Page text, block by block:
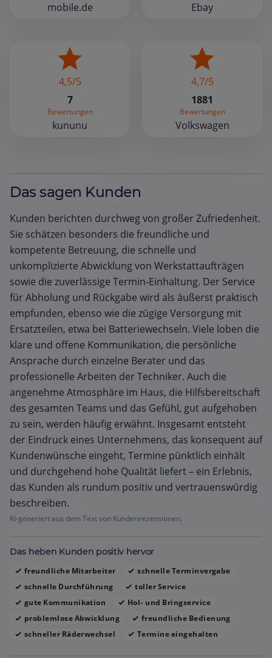
mobile.de Ebay
4,5/5
7
Bewertungen
kununu
4,7/5
1881
Bewertungen
Volkswagen
Das sagen Kunden
Kunden berichten durchweg von großer Zufriedenheit.
Sie schätzen besonders die freundliche und
kompetente Betreuung, die schnelle und
unkomplizierte Abwicklung von Werkstattaufträgen
sowie die zuverlässige Termin‑Einhaltung. Der Service
für Abholung und Rückgabe wird als äußerst praktisch
empfunden, ebenso wie die zügige Versorgung mit
Ersatzteilen, etwa bei Batteriewechseln. Viele loben die
klare und offene Kommunikation, die persönliche
Ansprache durch einzelne Berater und das
professionelle Arbeiten der Techniker. Auch die
angenehme Atmosphäre im Haus, die Hilfsbereitschaft
des gesamten Teams und das Gefühl, gut aufgehoben
zu sein, werden häufig erwähnt. Insgesamt entsteht
der Eindruck eines Unternehmens, das konsequent auf
Kundenwünsche eingeht, Termine pünktlich einhält
und durchgehend hohe Qualität liefert – ein Erlebnis,
das Kunden als rundum positiv und vertrauenswürdig
beschreiben.
KI-generiert aus dem Text von Kundenrezensionen.
Das heben Kunden positiv hervor
freundliche Mitarbeiter
schnelle Terminvergabe
schnelle Durchführung
toller Service
gute Kommunikation
Hol‑ und Bringservice
problemlose Abwicklung
freundliche Bedienung
schneller Räderwechsel
Termine eingehalten